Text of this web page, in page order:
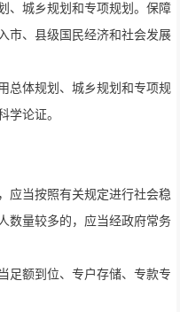
、城乡规划和专项规划。保障
市、县级国民经济和社会发展
总体规划、城乡规划和专项规
学论证。
应当按照有关规定进行社会稳
数量较多的，应当经政府常务
足额到位、专户存储、专款专